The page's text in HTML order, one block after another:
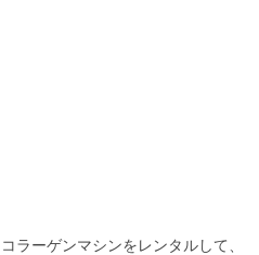
コラーゲンマシンをレンタルして、